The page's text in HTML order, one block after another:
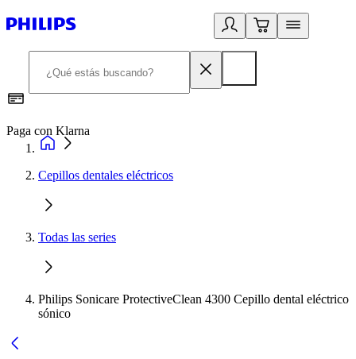
Paga con Klarna
Cepillos dentales eléctricos
Todas las series
Philips Sonicare ProtectiveClean 4300 Cepillo dental eléctrico
sónico